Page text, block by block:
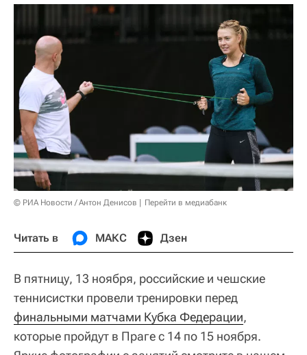
© РИА Новости / Антон Денисов Перейти в медиабанк
Читать в МАКС Дзен
В пятницу, 13 ноября, российские и чешские
теннисистки провели тренировки перед
финальными матчами Кубка Федерации,
которые пройдут в Праге с 14 по 15 ноября.